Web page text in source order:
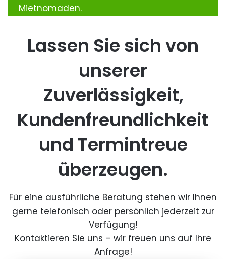
Mietnomaden.
Lassen Sie sich von
unserer
Zuverlässigkeit,
Kundenfreundlichkeit
und Termintreue
überzeugen.
Für eine ausführliche Beratung stehen wir Ihnen
gerne telefonisch oder persönlich jederzeit zur
Verfügung!
Kontaktieren Sie uns – wir freuen uns auf Ihre
Anfrage!